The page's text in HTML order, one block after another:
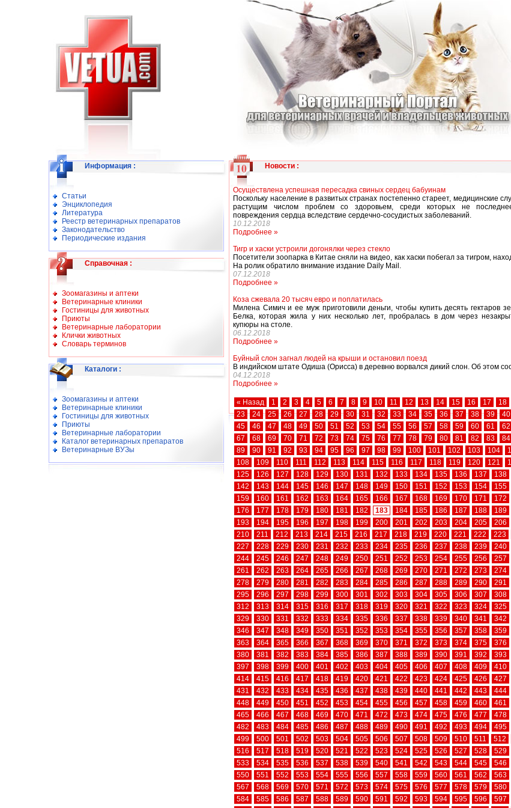
Информация :
Статьи
Энциклопедия
Литература
Реестр ветеринарных препаратов
Законодательство
Периодические издания
Справочная :
Зоомагазины и аптеки
Ветеринарные клиники
Гостиницы для животных
Приюты
Ветеринарные лаборатории
Клички животных
Словарь терминов
Каталоги :
Зоомагазины и аптеки
Ветеринарные клиники
Гостиницы для животных
Приюты
Ветеринарные лаборатории
Каталог ветеринарных препаратов
Ветеринарные ВУЗы
Новости :
Осуществлена успешная пересадка свиных сердец бабуинам
Поскольку население в развитых странах постепенно стареет, медицинские
растущим числом проблем со здоровьем, среди которых не
повреждения сердца вследствие сердечно-сосудистых заболеваний.
10.12.2018
Подробнее »
Тигр и хаски устроили догонялки через стекло
Посетители зоопарка в Китае сняли на видео, как хаски побегал за тигром,
На ролик обратило внимание издание Daily Mail.
07.12.2018
Подробнее »
Коза сжевала 20 тысяч евро и поплатилась
Милена Симич и ее муж приготовили деньги, чтобы купить десять гектаров
Белка, которая жила у них несколько лет, пробралась в дом через
купюры на столе.
06.12.2018
Подробнее »
Буйный слон загнал людей на крыши и остановил поезд
В индийском штате Одиша (Орисса) в деревню ворвался дикий слон. Об этом
04.12.2018
Подробнее »
« Назад 1 2 3 4 5 6 7 8 9 10 11 12 13 14 15 16 17 18
23
24 25 26 27 28 29 30 31 32 33 34 35 36 37 38 39 40
45
46 47 48 49 50 51 52 53 54 55 56 57 58 59 60 61 62
67
68 69 70 71 72 73 74 75 76 77 78 79 80 81 82 83 84
89
90 91 92 93 94 95 96 97 98 99 100 101 102 103 104
108
109 110 111 112 113 114 115 116 117 118 119 120 121
125
126 127 128 129 130 131 132 133 134 135 136 137 138
142
143 144 145 146 147 148 149 150 151 152 153 154 155
159
160 161 162 163 164 165 166 167 168 169 170 171 172
176
177 178 179 180 181 182 183 184 185 186 187 188 189
193
194 195 196 197 198 199 200 201 202 203 204 205 206
210
211 212 213 214 215 216 217 218 219 220 221 222 223
227
228 229 230 231 232 233 234 235 236 237 238 239 240
244
245 246 247 248 249 250 251 252 253 254 255 256 257
261
262 263 264 265 266 267 268 269 270 271 272 273 274
278
279 280 281 282 283 284 285 286 287 288 289 290 291
295
296 297 298 299 300 301 302 303 304 305 306 307 308
312
313 314 315 316 317 318 319 320 321 322 323 324 325
329
330 331 332 333 334 335 336 337 338 339 340 341 342
346
347 348 349 350 351 352 353 354 355 356 357 358 359
363
364 365 366 367 368 369 370 371 372 373 374 375 376
380
381 382 383 384 385 386 387 388 389 390 391 392 393
397
398 399 400 401 402 403 404 405 406 407 408 409 410
414
415 416 417 418 419 420 421 422 423 424 425 426 427
431
432 433 434 435 436 437 438 439 440 441 442 443 444
448
449 450 451 452 453 454 455 456 457 458 459 460 461
465
466 467 468 469 470 471 472 473 474 475 476 477 478
482
483 484 485 486 487 488 489 490 491 492 493 494 495
499
500 501 502 503 504 505 506 507 508 509 510 511 512
516
517 518 519 520 521 522 523 524 525 526 527 528 529
533
534 535 536 537 538 539 540 541 542 543 544 545 546
550
551 552 553 554 555 556 557 558 559 560 561 562 563
567
568 569 570 571 572 573 574 575 576 577 578 579 580
584
585 586 587 588 589 590 591 592 593 594 595 596 597